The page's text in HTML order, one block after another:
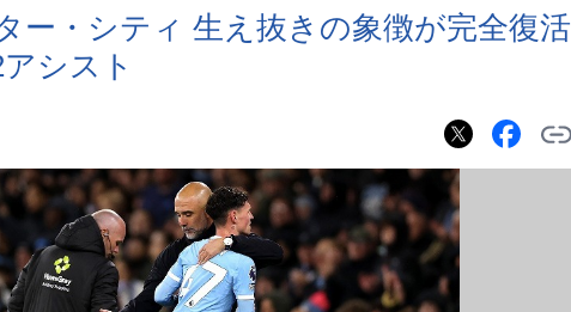
ー・シティ 生え抜きの象徴が完全復活
シスト